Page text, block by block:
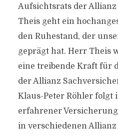
Aufsichtsrats der Allianz
Theis geht ein
den Ruhestand, der
geprägt hat. Herr Theis
eine treibende Kraft für
der Allianz
Klaus-Peter Röhler folgt
erfahrener
in verschiedenen